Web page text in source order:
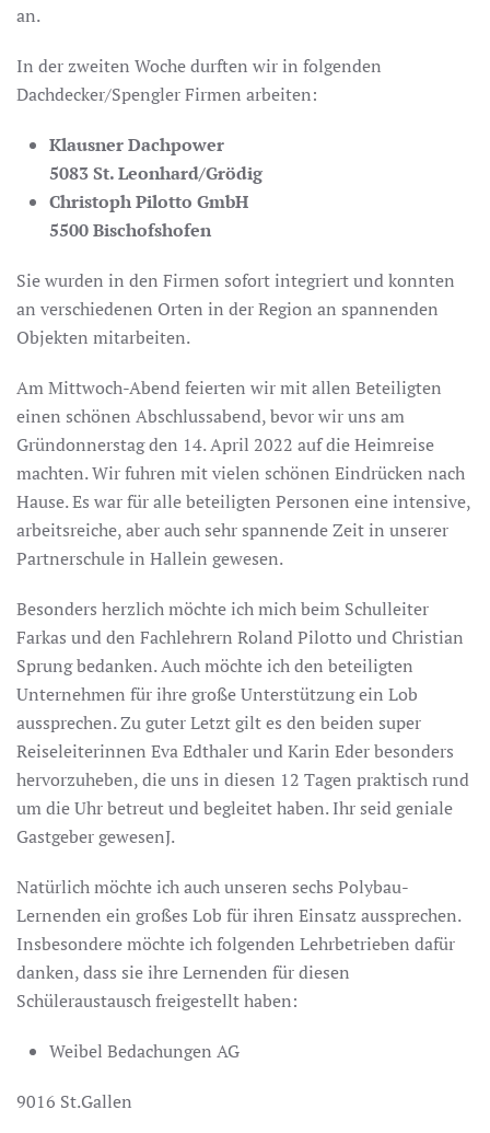
an.
In der zweiten Woche durften wir in folgenden
Dachdecker/Spengler Firmen arbeiten:
Klausner Dachpower
5083 St. Leonhard/Grödig
Christoph Pilotto GmbH
5500 Bischofshofen
Sie wurden in den Firmen sofort integriert und konnten
an verschiedenen Orten in der Region an spannenden
Objekten mitarbeiten.
Am Mittwoch-Abend feierten wir mit allen Beteiligten
einen schönen Abschlussabend, bevor wir uns am
Gründonnerstag den 14. April 2022 auf die Heimreise
machten. Wir fuhren mit vielen schönen Eindrücken nach
Hause. Es war für alle beteiligten Personen eine intensive,
arbeitsreiche, aber auch sehr spannende Zeit in unserer
Partnerschule in Hallein gewesen.
Besonders herzlich möchte ich mich beim Schulleiter
Farkas und den Fachlehrern Roland Pilotto und Christian
Sprung bedanken. Auch möchte ich den beteiligten
Unternehmen für ihre große Unterstützung ein Lob
aussprechen. Zu guter Letzt gilt es den beiden super
Reiseleiterinnen Eva Edthaler und Karin Eder besonders
hervorzuheben, die uns in diesen 12 Tagen praktisch rund
um die Uhr betreut und begleitet haben. Ihr seid geniale
Gastgeber gewesenJ.
Natürlich möchte ich auch unseren sechs Polybau-
Lernenden ein großes Lob für ihren Einsatz aussprechen.
Insbesondere möchte ich folgenden Lehrbetrieben dafür
danken, dass sie ihre Lernenden für diesen
Schüleraustausch freigestellt haben:
Weibel Bedachungen AG
9016 St.Gallen